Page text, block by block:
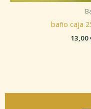
baño caja
13,00